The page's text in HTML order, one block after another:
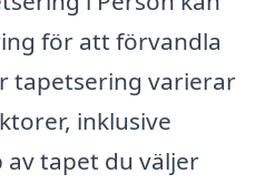
för att förvandla
tapetsering varierar
inklusive
tapet du väljer